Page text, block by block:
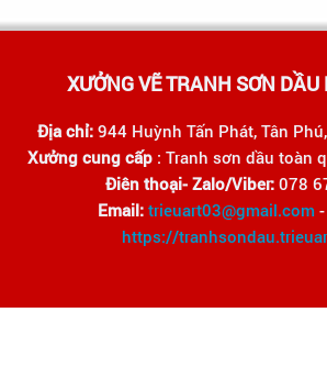
XƯỞNG VẼ TRANH SƠN
Địa chỉ:944 Huỳnh Tấn Phát, Tân
Xưởng cung cấp: Tranh sơn dầu toàn
Điên thoại- Zalo/Viber: 078
Email: trieuart03@gmail.com -
https://